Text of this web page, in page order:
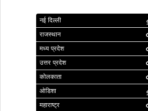
नई दिल्ली
राजस्थान
मध्य प्रदेश
उत्तर प्रदेश
कोलकाता
ओडिशा
महाराष्ट्र